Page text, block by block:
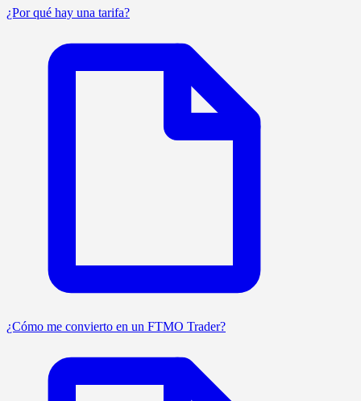
¿Por qué hay una tarifa?
¿Cómo me convierto en un FTMO Trader?